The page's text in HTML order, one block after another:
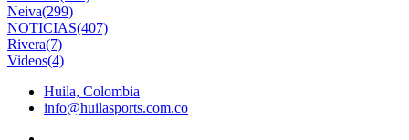
Neiva(299)
NOTICIAS(407)
Rivera(7)
Videos(4)
Huila, Colombia
info@huilasports.com.co